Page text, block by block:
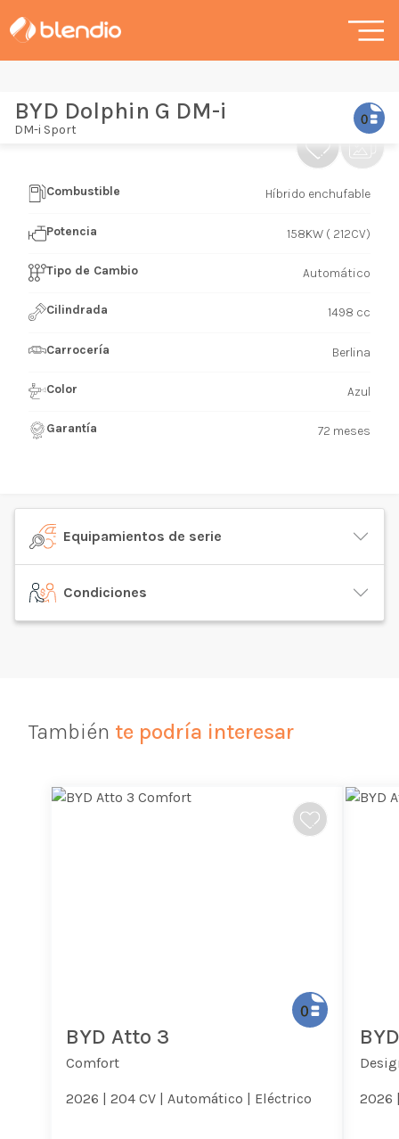
BYD Dolphin G DM-i
DM-i Sport
Equipamientos de serie
Condiciones
Combustible Híbrido enchufable
Potencia 158KW ( 212CV)
Tipo de Cambio Automático
Cilindrada 1498 cc
Carrocería Berlina
Color Azul
Garantía 72 meses
También te podría interesar
BYD Atto 3
Comfort
2026 | 204 CV | Automático | Eléctrico 2026